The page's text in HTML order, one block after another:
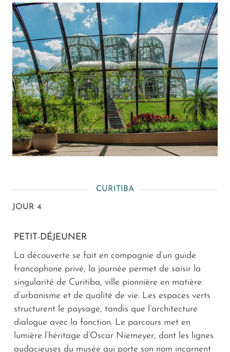
CURITIBA
JOUR 4
PETIT-DÉJEUNER
La découverte se fait en compagnie d’un guide
francophone privé, la journée permet de saisir la
singularité de Curitiba, ville pionnière en matière
d’urbanisme et de qualité de vie. Les espaces verts
structurent le paysage, tandis que l’architecture
dialogue avec la fonction. Le parcours met en
lumière l’héritage d’Oscar Niemeyer, dont les lignes
audacieuses du musée qui porte son nom incarnent